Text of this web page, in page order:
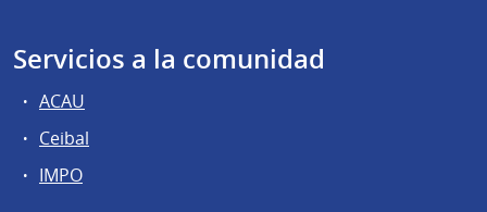
Servicios a la comunidad
ACAU
Ceibal
IMPO